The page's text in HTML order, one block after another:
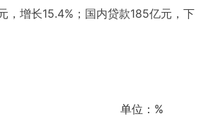
，增长15.4%；国内贷款185亿元，下
单位：%